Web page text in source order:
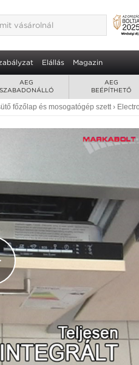
Elállás Magazin
AEG
SZABADONÁLLÓ
AEG
BEÉPÍTHETŐ
főzőlap és mosogatógép szett›